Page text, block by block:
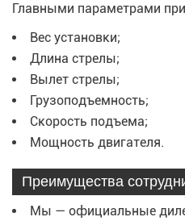
Главными параметрами
Вес установки;
Длина стрелы;
Вылет стрелы;
Грузоподъемность;
Скорость подъема;
Мощность двигателя.
Преимущества
Мы — официальные